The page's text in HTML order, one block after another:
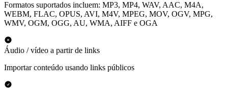
Formatos suportados incluem: MP3, MP4, WAV, AAC, M4A,
WEBM, FLAC, OPUS, AVI, M4V, MPEG, MOV, OGV, MPG,
WMV, OGM, OGG, AU, WMA, AIFF e OGA
Áudio / vídeo a partir de links
Importar conteúdo usando links públicos